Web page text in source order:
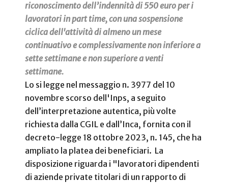
riconoscimento dell’indennità di 550 euro per i
lavoratori in part time, con una sospensione
ciclica dell'attività di almeno un mese
continuativo e complessivamente non inferiore a
sette settimane e non superiore a venti
settimane.
Lo si legge nel messaggio n. 3977 del 10
novembre scorso dell'Inps, a seguito
dell’interpretazione autentica, più volte
richiesta dalla CGIL e dall’Inca, fornita con il
decreto-legge 18 ottobre 2023, n. 145, che ha
ampliato la platea dei beneficiari. La
disposizione riguarda i "lavoratori dipendenti
di aziende private titolari di un rapporto di